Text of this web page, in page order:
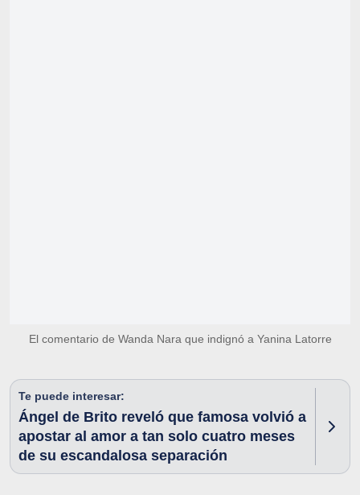
El comentario de Wanda Nara que indignó a Yanina Latorre
Te puede interesar:
Ángel de Brito reveló que famosa volvió a
apostar al amor a tan solo cuatro meses
de su escandalosa separación